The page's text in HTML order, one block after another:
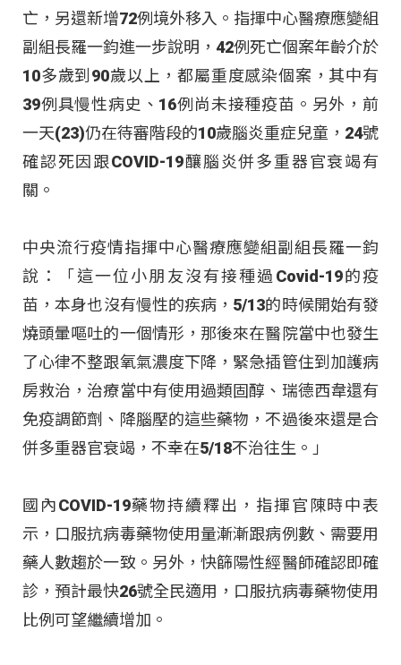
亡，另還新增72例境外移入。指揮中心醫療應變組
副組長羅一鈞進一步說明，42例死亡個案年齡介於
10多歲到90歲以上，都屬重度感染個案，其中有
39例具慢性病史、16例尚未接種疫苗。另外，前
一天(23)仍在待審階段的10歲腦炎重症兒童，24號
確認死因跟COVID-19釀腦炎併多重器官衰竭有
關。
中央流行疫情指揮中心醫療應變組副組長羅一鈞
說：「這一位小朋友沒有接種過Covid-19的疫
苗，本身也沒有慢性的疾病，5/13的時候開始有發
燒頭暈嘔吐的一個情形，那後來在醫院當中也發生
了心律不整跟氧氣濃度下降，緊急插管住到加護病
房救治，治療當中有使用過類固醇、瑞德西韋還有
免疫調節劑、降腦壓的這些藥物，不過後來還是合
併多重器官衰竭，不幸在5/18不治往生。」
國內COVID-19藥物持續釋出，指揮官陳時中表
示，口服抗病毒藥物使用量漸漸跟病例數、需要用
藥人數趨於一致。另外，快篩陽性經醫師確認即確
診，預計最快26號全民適用，口服抗病毒藥物使用
比例可望繼續增加。